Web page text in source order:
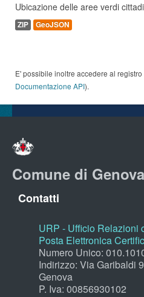
Ubicazione delle aree verdi
ZIP GeoJSON
E' possibile inoltre accedere al
Documentazione API).
Comune di Genova
Contatti
URP - Ufficio Relazioni
Posta Elettronica
Numero Unico:
Indirizzo: Via Garibaldi
Genova
P. Iva: 00856930102